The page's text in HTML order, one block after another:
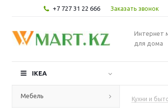
+7 727 31 22 666 Заказать звонок
Интернет
для дома
IKEA
Мебель Кухни и